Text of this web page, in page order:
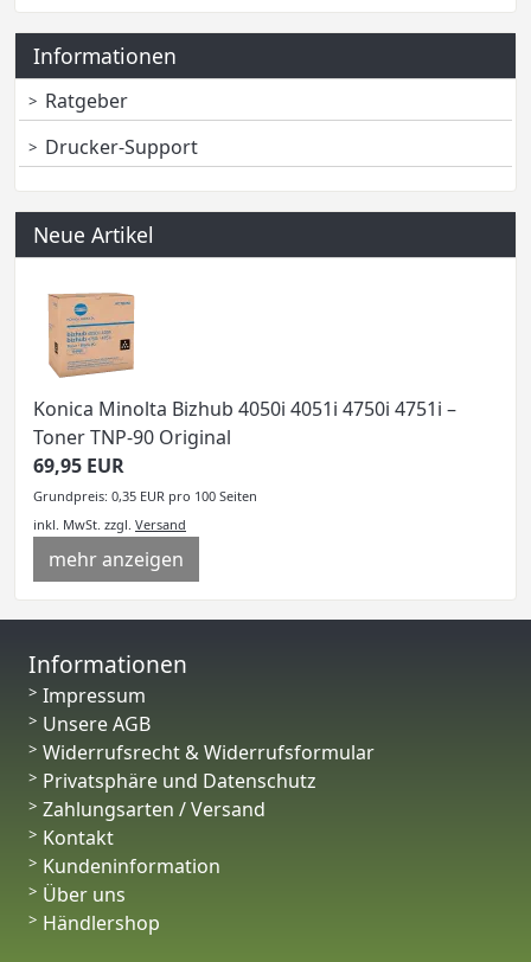
Informationen
Ratgeber
Drucker-Support
Neue Artikel
Konica Minolta Bizhub 4050i 4051i 4750i 4751i –
Toner TNP-90 Original
69,95 EUR
Grundpreis: 0,35 EUR pro 100 Seiten
inkl. MwSt. zzgl. Versand
mehr anzeigen
Informationen
Impressum
Unsere AGB
Widerrufsrecht & Widerrufsformular
Privatsphäre und Datenschutz
Zahlungsarten / Versand
Kontakt
Kundeninformation
Über uns
Händlershop